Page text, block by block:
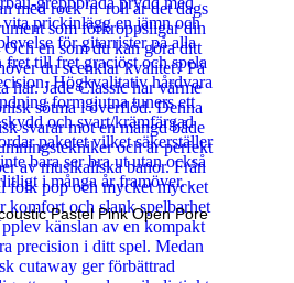
Pastel Pink Open Pore